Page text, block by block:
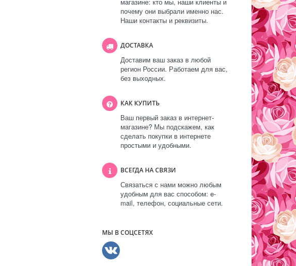
почему они выбрали именно нас.
Наши контакты и реквизиты.
ДОСТАВКА
Доставим ваш заказ в любой
регион России. Работаем для вас,
без выходных.
КАК КУПИТЬ
Ваш первый заказ в интернет-
магазине? Мы подскажем, как
сделать покупки в интернете
простыми и удобными.
ВСЕГДА НА СВЯЗИ
Связаться с нами можно любым
удобным для вас способом: e-
mail, телефон, социальные сети.
МЫ В СОЦСЕТЯХ